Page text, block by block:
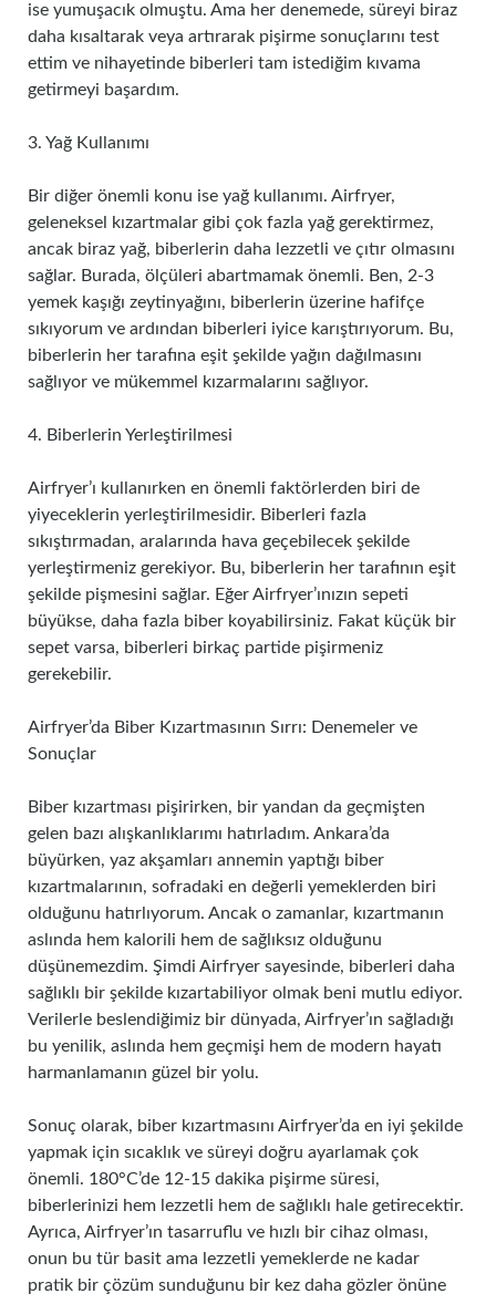
ise yumuşacık olmuştu. Ama her denemede, süreyi biraz
daha kısaltarak veya artırarak pişirme sonuçlarını test
ettim ve nihayetinde biberleri tam istediğim kıvama
getirmeyi başardım.
3. Yağ Kullanımı
Bir diğer önemli konu ise yağ kullanımı. Airfryer,
geleneksel kızartmalar gibi çok fazla yağ gerektirmez,
ancak biraz yağ, biberlerin daha lezzetli ve çıtır olmasını
sağlar. Burada, ölçüleri abartmamak önemli. Ben, 2-3
yemek kaşığı zeytinyağını, biberlerin üzerine hafifçe
sıkıyorum ve ardından biberleri iyice karıştırıyorum. Bu,
biberlerin her tarafına eşit şekilde yağın dağılmasını
sağlıyor ve mükemmel kızarmalarını sağlıyor.
4. Biberlerin Yerleştirilmesi
Airfryer’ı kullanırken en önemli faktörlerden biri de
yiyeceklerin yerleştirilmesidir. Biberleri fazla
sıkıştırmadan, aralarında hava geçebilecek şekilde
yerleştirmeniz gerekiyor. Bu, biberlerin her tarafının eşit
şekilde pişmesini sağlar. Eğer Airfryer’ınızın sepeti
büyükse, daha fazla biber koyabilirsiniz. Fakat küçük bir
sepet varsa, biberleri birkaç partide pişirmeniz
gerekebilir.
Airfryer’da Biber Kızartmasının Sırrı: Denemeler ve
Sonuçlar
Biber kızartması pişirirken, bir yandan da geçmişten
gelen bazı alışkanlıklarımı hatırladım. Ankara’da
büyürken, yaz akşamları annemin yaptığı biber
kızartmalarının, sofradaki en değerli yemeklerden biri
olduğunu hatırlıyorum. Ancak o zamanlar, kızartmanın
aslında hem kalorili hem de sağlıksız olduğunu
düşünemezdim. Şimdi Airfryer sayesinde, biberleri daha
sağlıklı bir şekilde kızartabiliyor olmak beni mutlu ediyor.
Verilerle beslendiğimiz bir dünyada, Airfryer’ın sağladığı
bu yenilik, aslında hem geçmişi hem de modern hayatı
harmanlamanın güzel bir yolu.
Sonuç olarak, biber kızartmasını Airfryer’da en iyi şekilde
yapmak için sıcaklık ve süreyi doğru ayarlamak çok
önemli. 180°C’de 12-15 dakika pişirme süresi,
biberlerinizi hem lezzetli hem de sağlıklı hale getirecektir.
Ayrıca, Airfryer’ın tasarruflu ve hızlı bir cihaz olması,
onun bu tür basit ama lezzetli yemeklerde ne kadar
pratik bir çözüm sunduğunu bir kez daha gözler önüne